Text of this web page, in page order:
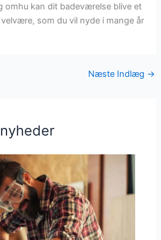
omhu kan dit badeværelse blive et
som du vil nyde i mange år
Næste Indlæg →